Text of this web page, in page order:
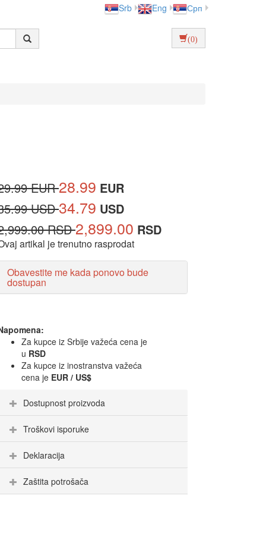
Srb Eng Срп
(0)
EUR28.99 EUR
USD34.79 USD
RSD2,899.00 RSD
artikal je trenutno rasprodat
Obavestite me kada ponovo bude
dostupan
Za kupce iz Srbije važeća cena je
u RSD
Za kupce iz inostranstva važeća
cena je EUR / US$
Dostupnost proizvoda
Troškovi isporuke
Deklaracija
Zaštita potrošača